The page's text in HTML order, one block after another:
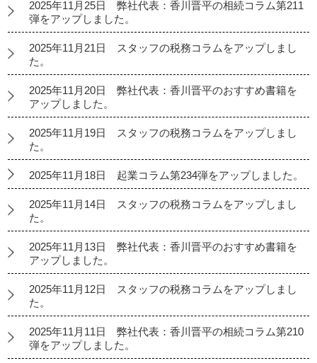
2025年11月25日 弊社代表：香川晋平の相続コラム第211
弾をアップしました。
2025年11月21日 スタッフの税務コラムをアップしまし
た。
2025年11月20日 弊社代表：香川晋平のおすすめ書籍を
アップしました。
2025年11月19日 スタッフの税務コラムをアップしまし
た。
2025年11月18日 起業コラム第234弾をアップしました。
2025年11月14日 スタッフの税務コラムをアップしまし
た。
2025年11月13日 弊社代表：香川晋平のおすすめ書籍を
アップしました。
2025年11月12日 スタッフの税務コラムをアップしまし
た。
2025年11月11日 弊社代表：香川晋平の相続コラム第210
弾をアップしました。